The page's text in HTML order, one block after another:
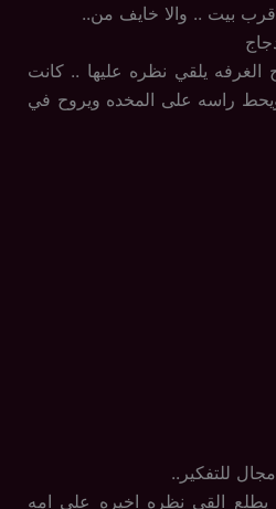
بيت .. والا خايف من..
الغرفه يلقي نظره عليها .. كانت
راسه على المخده ويروح في
للتفكير..
يطلع القى نظره اخيره على امه